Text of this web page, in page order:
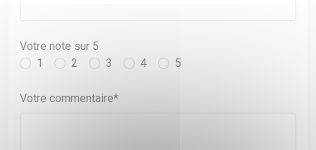
Votre note sur 5
1
2 3 4 5
Votre commentaire*